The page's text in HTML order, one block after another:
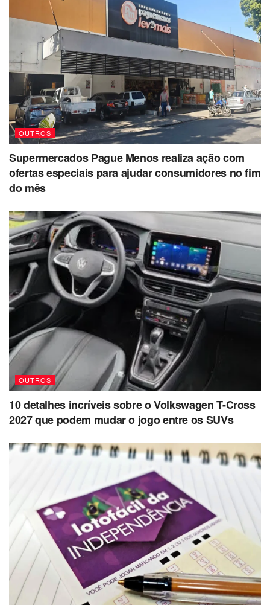
OUTROS
Supermercados Pague Menos realiza ação com
ofertas especiais para ajudar consumidores no fim
do mês
OUTROS
10 detalhes incríveis sobre o Volkswagen T-Cross
2027 que podem mudar o jogo entre os SUVs